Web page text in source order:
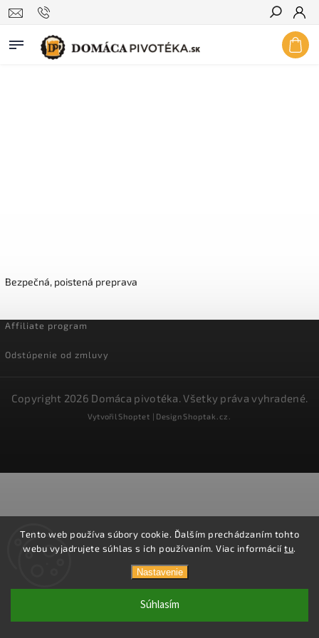
Tento web používa súbory cookie. Ďalším prechádzaním tohto
webu vyjadrujete súhlas s ich používaním. Viac informáciítu.
Nastavenie
Súhlasím
Hľadať
Bezpečná, poistená preprava
Affiliate program
Odstúpenie od zmluvy
Copyright 2026 Domáca pivotéka. Všetky práva vyhradené.
VytvořilShoptet | DesignShoptak.cz.